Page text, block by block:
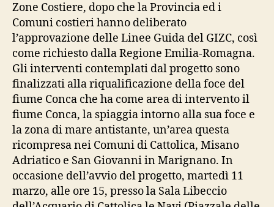
Zone Costiere, dopo che la Provincia ed i
Comuni costieri hanno deliberato
l’approvazione delle Linee Guida del GIZC, così
come richiesto dalla Regione Emilia-Romagna.
Gli interventi contemplati dal progetto sono
finalizzati alla riqualificazione della foce del
fiume Conca che ha come area di intervento il
fiume Conca, la spiaggia intorno alla sua foce e
la zona di mare antistante, un’area questa
ricompresa nei Comuni di Cattolica, Misano
Adriatico e San Giovanni in Marignano. In
occasione dell’avvio del progetto, martedì 11
marzo, alle ore 15, presso la Sala Libeccio